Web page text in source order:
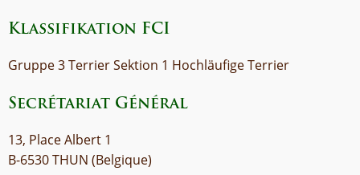
Klassifikation FCI
Gruppe 3 Terrier Sektion 1 Hochläufige Terrier
Secrétariat Général
13, Place Albert 1
B-6530 THUN (Belgique)